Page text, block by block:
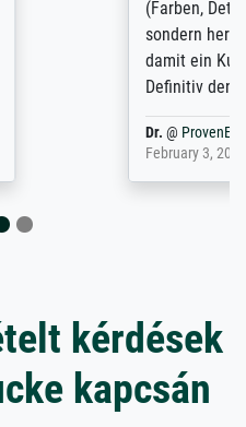
Selbst ein Druck ist
kérdések
kapcsán